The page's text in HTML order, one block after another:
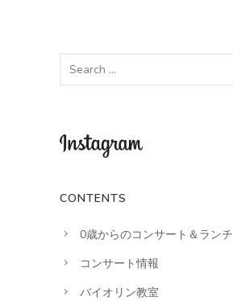
CONTENTS
0歳からのコンサート＆ランチ
コンサート情報
バイオリン教室